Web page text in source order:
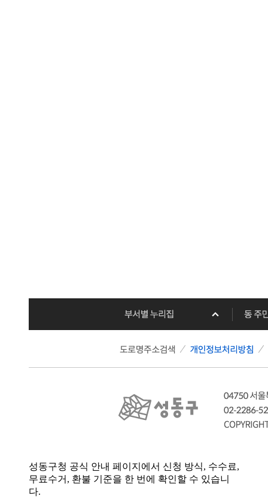
성동구청 공식 안내 페이지에서 신청 방식, 수수료,
무료수거, 환불 기준을 한 번에 확인할 수 있습니
다.